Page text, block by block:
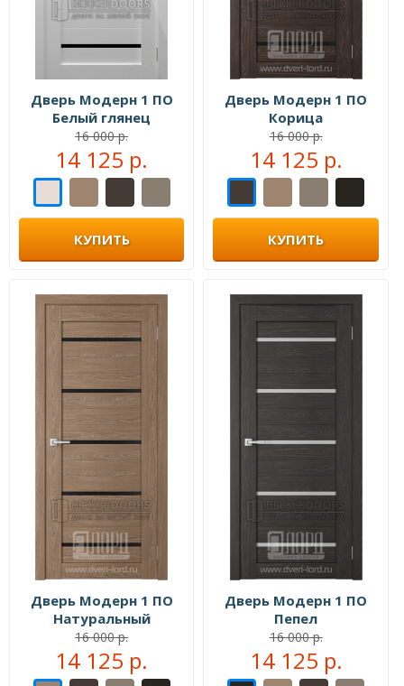
Дверь Модерн 1 ПО
Белый глянец
16 000 р.
14 125 р.
КУПИТЬ
Дверь Модерн 1 ПО
Корица
16 000 р.
14 125 р.
КУПИТЬ
Дверь Модерн 1 ПО
Натуральный
16 000 р.
14 125 р.
Дверь Модерн 1 ПО
Пепел
16 000 р.
14 125 р.